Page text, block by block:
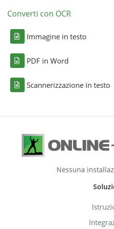
Converti con OCR
Immagine in testo
PDF in Word
Scannerizzazione in testo
Nessuna